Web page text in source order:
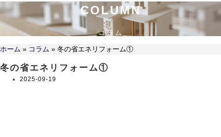
COLUMN
コラム
ホーム » コラム » 冬の省エネリフォーム①
冬の省エネリフォーム①
2025-09-19